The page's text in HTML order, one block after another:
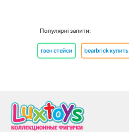
Популярні запити:
гвен стейси bearbrick купить